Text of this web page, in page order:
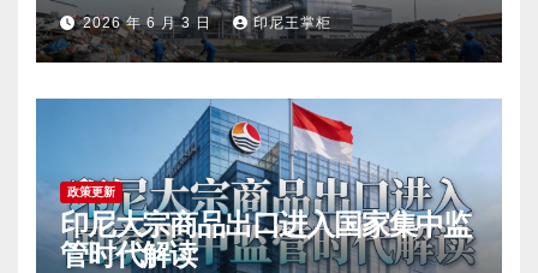
2026 年 6 月 3 日 印尼王掌柜
政策更新
印尼大宗商品出口进入国家集中监
管时代解读